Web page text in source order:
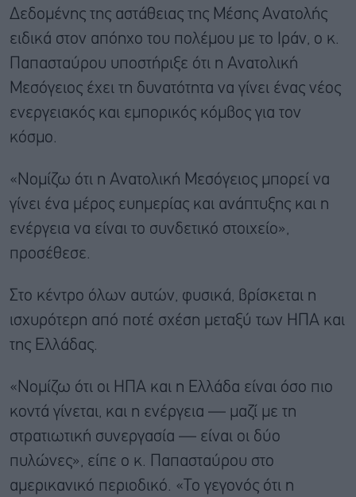
Δεδομένης της αστάθειας της Μέσης Ανατολής
ειδικά στον απόηχο του πολέμου με το Ιράν, ο κ.
Παπασταύρου υποστήριξε ότι η Ανατολική
Μεσόγειος έχει τη δυνατότητα να γίνει ένας νέος
ενεργειακός και εμπορικός κόμβος για τον
κόσμο.
«Νομίζω ότι η Ανατολική Μεσόγειος μπορεί να
γίνει ένα μέρος ευημερίας και ανάπτυξης και η
ενέργεια να είναι το συνδετικό στοιχείο»,
προσέθεσε.
Στο κέντρο όλων αυτών, φυσικά, βρίσκεται η
ισχυρότερη από ποτέ σχέση μεταξύ των ΗΠΑ και
της Ελλάδας.
«Νομίζω ότι οι ΗΠΑ και η Ελλάδα είναι όσο πιο
κοντά γίνεται, και η ενέργεια — μαζί με τη
στρατιωτική συνεργασία — είναι οι δύο
πυλώνες», είπε ο κ. Παπασταύρου στο
αμερικανικό περιοδικό. «Το γεγονός ότι η